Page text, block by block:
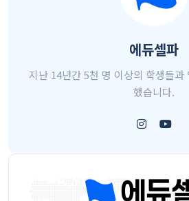
에듀셀파
지난 14년간 5천 명 이상의 학생들과
했습니다.